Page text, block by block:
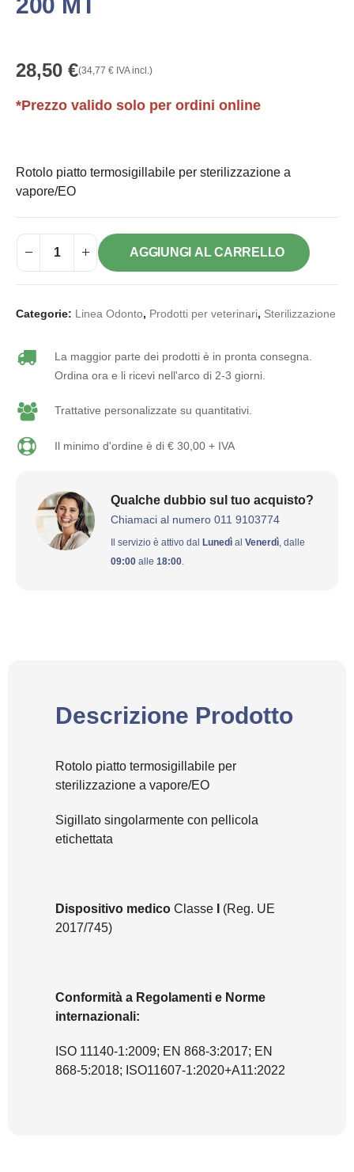
28,50 €(34,77 € IVA incl.)
*Prezzo valido solo per ordini online
Rotolo piatto termosigillabile per sterilizzazione a
vapore/EO
AGGIUNGI AL CARRELLO
Categorie: Linea Odonto, Prodotti per veterinari, Sterilizzazione
La maggior parte dei prodotti è in pronta consegna.
Ordina ora e li ricevi nell'arco di 2-3 giorni.
Trattative personalizzate su quantitativi.
Il minimo d'ordine è di € 30,00 + IVA
Qualche dubbio sul tuo acquisto?
Chiamaci al numero 011 9103774
Il servizio è attivo dal Lunedì al Venerdì, dalle
09:00 alle 18:00.
Descrizione Prodotto
Rotolo piatto termosigillabile per
sterilizzazione a vapore/EO
Sigillato singolarmente con pellicola
etichettata
Dispositivo medico Classe
(Reg. UE
2017/745)
Conformità a Regolamenti e Norme
internazionali:
ISO 11140-1:2009; EN 868-3:2017; EN
868-5:2018; ISO11607-1:2020+A11:2022